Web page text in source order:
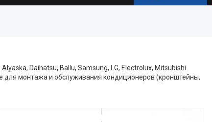
Daihatsu, Ballu, Samsung, LG, Electrolux, Mitsubishi
для монтажа и обслуживания кондиционеров (кронштейны,